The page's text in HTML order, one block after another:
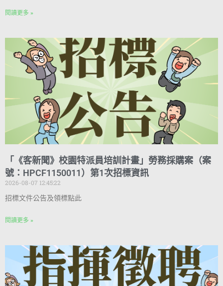
閱讀更多 »
「《客新聞》校園特派員培訓計畫」勞務採購案（案
號：HPCF1150011）第1次招標資訊
2026-08-07 12:45:22
招標文件公告及領標點此
閱讀更多 »